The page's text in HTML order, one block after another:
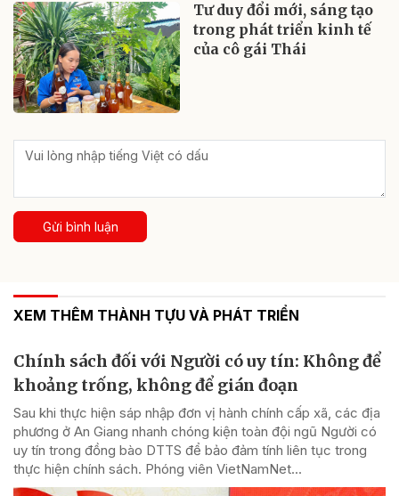
Tư duy đổi mới, sáng tạo
trong phát triển kinh tế
của cô gái Thái
Gửi bình luận
XEM THÊM THÀNH TỰU VÀ PHÁT TRIỂN
Chính sách đối với Người có uy tín: Không để
khoảng trống, không để gián đoạn
Sau khi thực hiện sáp nhập đơn vị hành chính cấp xã, các địa
phương ở An Giang nhanh chóng kiện toàn đội ngũ Người có
uy tín trong đồng bào DTTS để bảo đảm tính liên tục trong
thực hiện chính sách. Phóng viên VietNamNet...